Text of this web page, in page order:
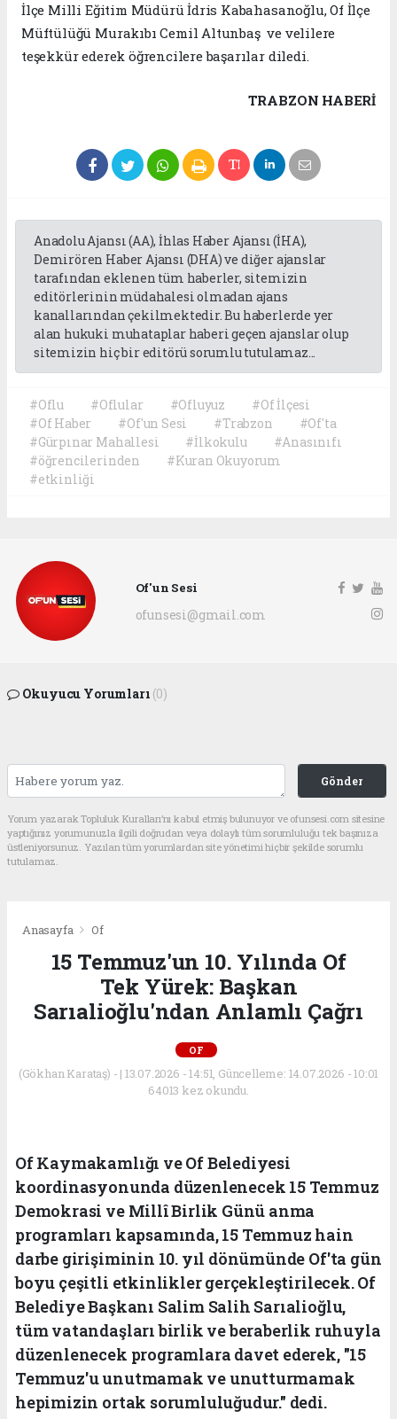
İlçe Milli Eğitim Müdürü İdris Kabahasanoğlu, Of İlçe
Müftülüğü Murakıbı Cemil Altunbaş ve velilere
teşekkür ederek öğrencilere başarılar diledi.
TRABZON HABERİ
Anadolu Ajansı (AA), İhlas Haber Ajansı (İHA),
Demirören Haber Ajansı (DHA) ve diğer ajanslar
tarafından eklenen tüm haberler, sitemizin
editörlerinin müdahalesi olmadan ajans
kanallarından çekilmektedir. Bu haberlerde yer
alan hukuki muhataplar haberi geçen ajanslar olup
sitemizin hiç bir editörü sorumlu tutulamaz...
#Oflu #Oflular #Ofluyuz
#Of İlçesi
#Of Haber
#Of'un Sesi #Trabzon
#Of'ta
#Gürpınar Mahallesi
#İlkokulu
#Anasınıfı
#öğrencilerinden
#Kuran Okuyorum
#etkinliği
Of'un Sesi
ofunsesi@gmail.com
Okuyucu Yorumları (0)
Gönder
Yorum yazarak Topluluk Kuralları’nı kabul etmiş bulunuyor ve ofunsesi.com sitesine
yaptığınız yorumunuzla ilgili doğrudan veya dolaylı tüm sorumluluğu tek başınıza
üstleniyorsunuz. Yazılan tüm yorumlardan site yönetimi hiçbir şekilde sorumlu
tutulamaz.
Anasayfa Of
15 Temmuz'un 10. Yılında Of
Tek Yürek: Başkan
Sarıalioğlu'ndan Anlamlı Çağrı
OF
(Gökhan Karataş) - | 13.07.2026 - 14:51, Güncelleme: 14.07.2026 - 10:01
64013 kez okundu.
Of Kaymakamlığı ve Of Belediyesi
koordinasyonunda düzenlenecek 15 Temmuz
Demokrasi ve Millî Birlik Günü anma
programları kapsamında, 15 Temmuz hain
darbe girişiminin 10. yıl dönümünde Of'ta gün
boyu çeşitli etkinlikler gerçekleştirilecek. Of
Belediye Başkanı Salim Salih Sarıalioğlu,
tüm vatandaşları birlik ve beraberlik ruhuyla
düzenlenecek programlara davet ederek, "15
Temmuz'u unutmamak ve unutturmamak
hepimizin ortak sorumluluğudur." dedi.